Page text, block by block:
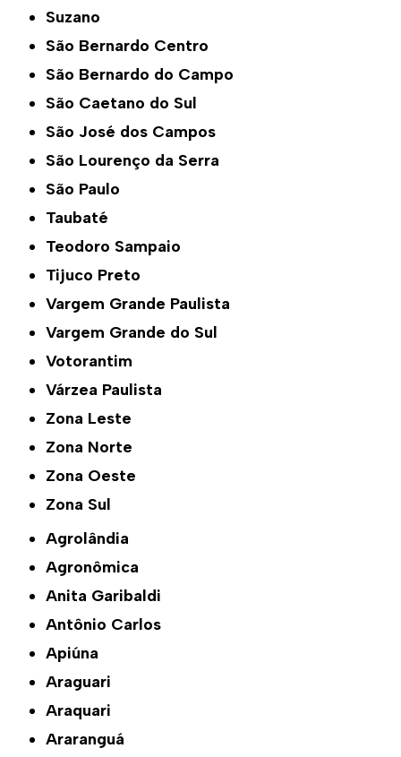
Suzano
São Bernardo Centro
São Bernardo do Campo
São Caetano do Sul
São José dos Campos
São Lourenço da Serra
São Paulo
Taubaté
Teodoro Sampaio
Tijuco Preto
Vargem Grande Paulista
Vargem Grande do Sul
Votorantim
Várzea Paulista
Zona Leste
Zona Norte
Zona Oeste
Zona Sul
Agrolândia
Agronômica
Anita Garibaldi
Antônio Carlos
Apiúna
Araguari
Araquari
Araranguá